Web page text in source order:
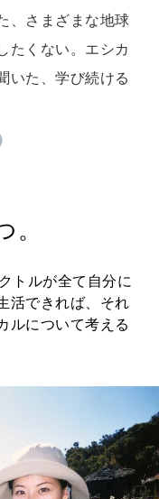
図 2026」
開運術。」
幸せ」
、さまざまな地球
たくない。エシカ
いた、学び続ける
。
トルが全て自分に
活できれば、それ
ルについて考える